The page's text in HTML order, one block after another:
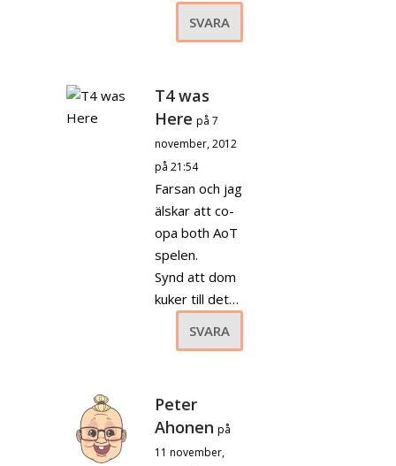
SVARA
T4 was
Here på 7
november, 2012
på 21:54
Farsan och jag
älskar att co-
opa both AoT
spelen.
Synd att dom
kuker till det…
SVARA
Peter
Ahonen på
11 november,